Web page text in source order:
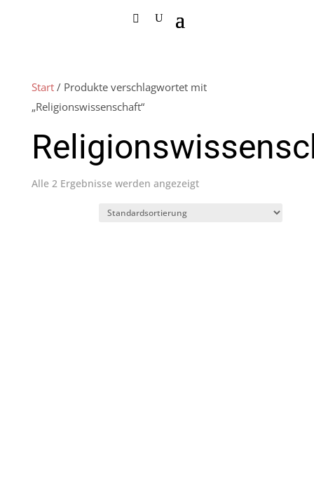
Start/ Produkte verschlagwortet mit
„Religionswissenschaft“
Alle 2 Ergebnisse werden angezeigt